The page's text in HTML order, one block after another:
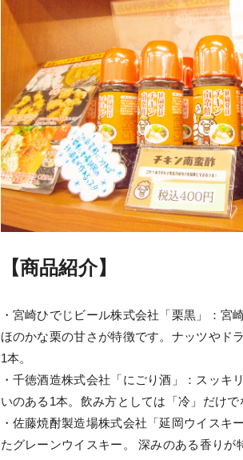
【商品紹介】
・宮崎ひでじビール株式会社「栗黒」：宮
ほのかな栗の甘さが特徴です。ナッツやド
1本。
・千徳酒造株式会社「にごり酒」：スッキ
いのある1本。飲み方としては「冷」だけで
・佐藤焼酎製造場株式会社「延岡ウイスキ
たグレーンウイスキー。 深みのある香りが